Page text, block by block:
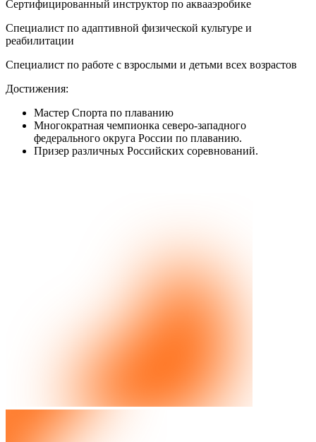
Сертифицированный инструктор по аквааэробике
Специалист по адаптивной физической культуре и
реабилитации
Специалист по работе с взрослыми и детьми всех возрастов
Достижения:
Мастер Спорта по плаванию
Многократная чемпионка северо-западного
федерального округа России по плаванию.
Призер различных Российских соревнований.